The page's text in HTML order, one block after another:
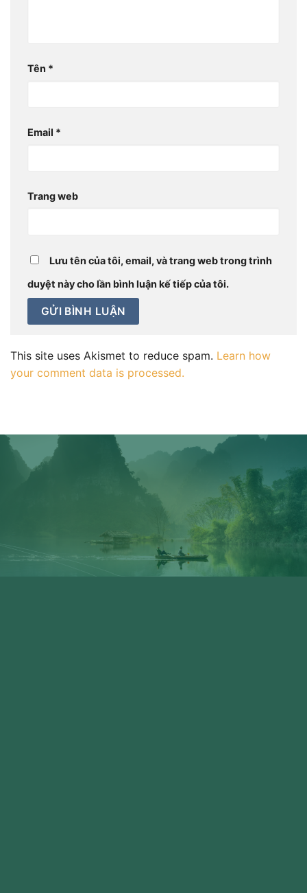
Tên *
Email *
Trang web
Lưu tên của tôi, email, và trang web trong trình
duyệt này cho lần bình luận kế tiếp của tôi.
This site uses Akismet to reduce spam. Learn how
your comment data is processed.